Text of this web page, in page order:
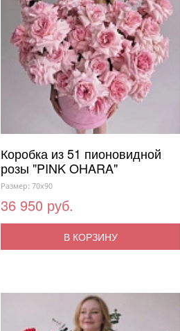
Коробка из 51 пионовидной
розы "PINK OHARA"
Размер: 70x90
36 950 руб.
В КОРЗИНУ